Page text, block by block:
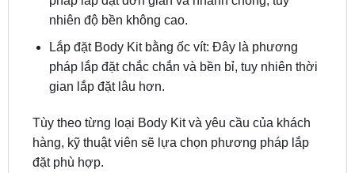
phương pháp:
Lắp đặt Body Kit bằng keo dán: Đây là phương
pháp lắp đặt đơn giản và nhanh chóng, tuy
nhiên độ bền không cao.
pháp lắp đặt chắc chắn và bền bỉ, tuy nhiên thời
gian lắp đặt lâu hơn.